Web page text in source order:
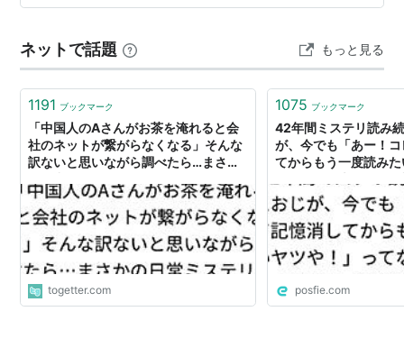
しさは 折り紙付きやからね。 だからこそ英国🇬🇧で ヘ
顔でるなを見た。 ろびん🐾母上がレディ５ってこと、 初
めて聞…
ネットで話題 もっと見る
1191 ブックマーク
「中国人のAさんがお茶を淹れると会
社のネットが繋がらなくなる」そんな
訳ないと思いながら調べたら…まさか
togetter.com
1075 ブックマーク
42年間ミステリ読み
が、今でも「あー！
てからもう一度読み
を紹介
posfie.com